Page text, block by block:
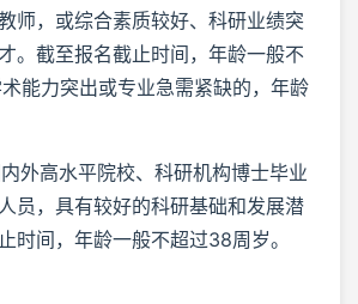
师，或综合素质较好、科研业绩突
。截至报名截止时间，年龄一般不
能力突出或专业急需紧缺的，年龄
外高水平院校、科研机构博士毕业
员，具有较好的科研基础和发展潜
时间，年龄一般不超过38周岁。